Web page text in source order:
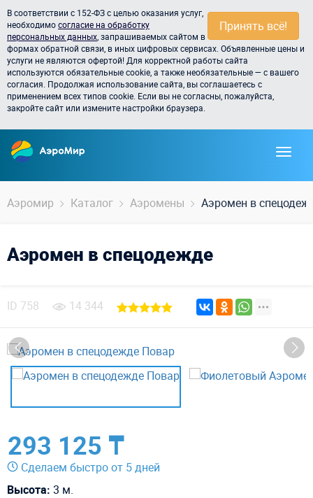
Принять всё!
В соответствии с 152-ФЗ с целью оказания услуг,
необходимосогласие на обработку
персональных данных , запрашиваемых сайтом в
формах обратной связи, в иных цифровых сервисах. Объявленные цены и
услуги не являются офертой! Для корректной работы сайта
используются обязательные cookie, а также необязательные — с вашего
согласия. Продолжая использование сайта, вы соглашаетесь с
применением всех типов cookie. Если вы не согласны, пожалуйста,
закройте сайт или измените настройки браузера.
Аэромир Каталог Аэромены Аэромен в
Аэромен в спецодежде
ID 758 14 344
293 125 ₸
Сделаем быстро от 5 дней
Высота: 3 м.